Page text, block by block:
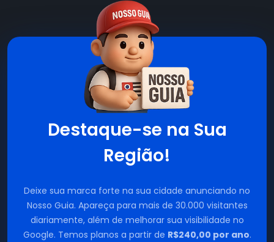
Destaque-se na Sua
Região!
Deixe sua marca forte na sua cidade anunciando no
Nosso Guia. Apareça para mais de 30.000 visitantes
diariamente, além de melhorar sua visibilidade no
Google. Temos planos a partir de R$240,00 por ano.